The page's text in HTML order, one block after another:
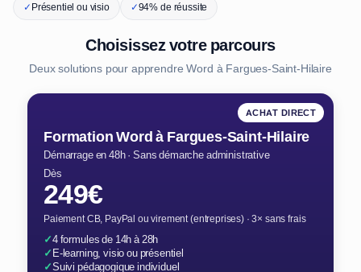
✓Présentiel ou visio ✓94% de réussite
Choisissez votre parcours
Deux solutions pour apprendre Word à Fargues-Saint-Hilaire
ACHAT DIRECT
Formation Word à Fargues-Saint-Hilaire
Démarrage en 48h · Sans démarche administrative
Dès
249€
Paiement CB, PayPal ou virement (entreprises) · 3× sans frais
✓4 formules de 14h à 28h
✓E-learning, visio ou présentiel
✓Suivi pédagogique individuel